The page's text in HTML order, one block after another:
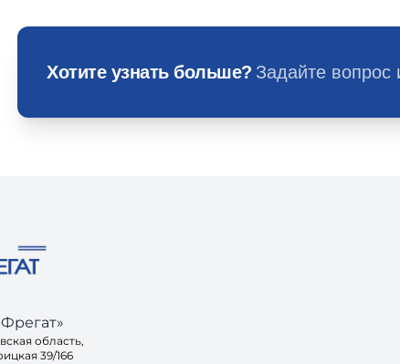
Хотите узнать больше? Задайте
область,
39/166